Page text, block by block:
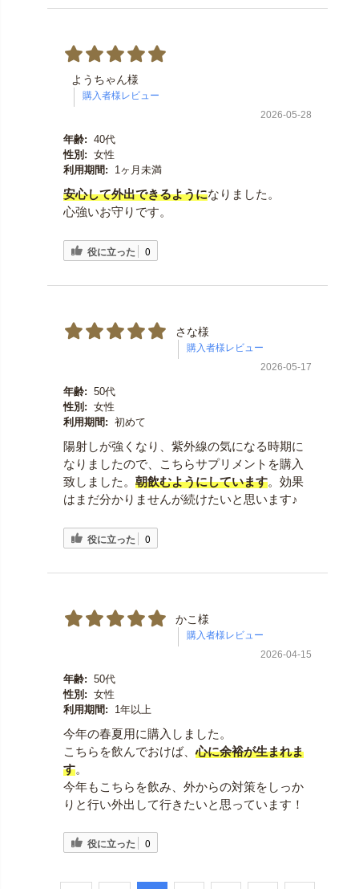
ようちゃん様
2026-05-28
年齢: 40代
性別: 女性
利用期間:
1ヶ月未満
安心して外出できるようになりました。
心強いお守りです。
役に立った 0
さな様
2026-05-17
年齢: 50代
性別: 女性
利用期間: 初めて
陽射しが強くなり、紫外線の気になる時期に
なりましたので、こちらサプリメントを購入
致しました。 朝飲むようにしています。効果
はまだ分かりませんが続けたいと思います♪
役に立った 0
かこ様
2026-04-15
年齢: 50代
性別: 女性
利用期間:
1年以上
今年の春夏用に購入しました。
こちらを飲んでおけば、心に余裕が生まれま
す。
今年もこちらを飲み、外からの対策をしっか
りと行い外出して行きたいと思っています！
役に立った 0